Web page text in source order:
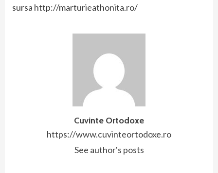
sursa http://marturieathonita.ro/
Cuvinte Ortodoxe
https://www.cuvinteortodoxe.ro
See author's posts